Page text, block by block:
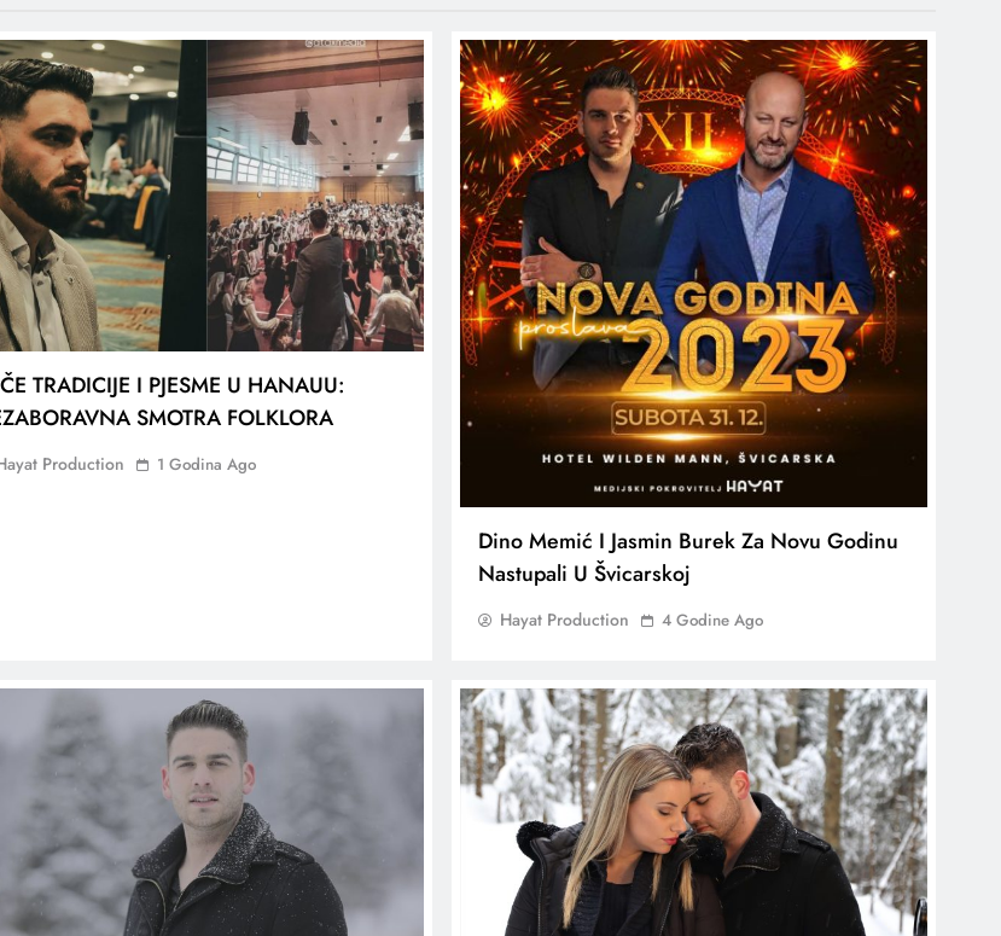
TRADICIJE I PJESME U HANAUU:
SMOTRA FOLKLORA
Production 1 Godina Ago
Dino Memić I Jasmin Burek Za Novu Godinu
Nastupali U Švicarskoj
Hayat Production 4 Godine Ago